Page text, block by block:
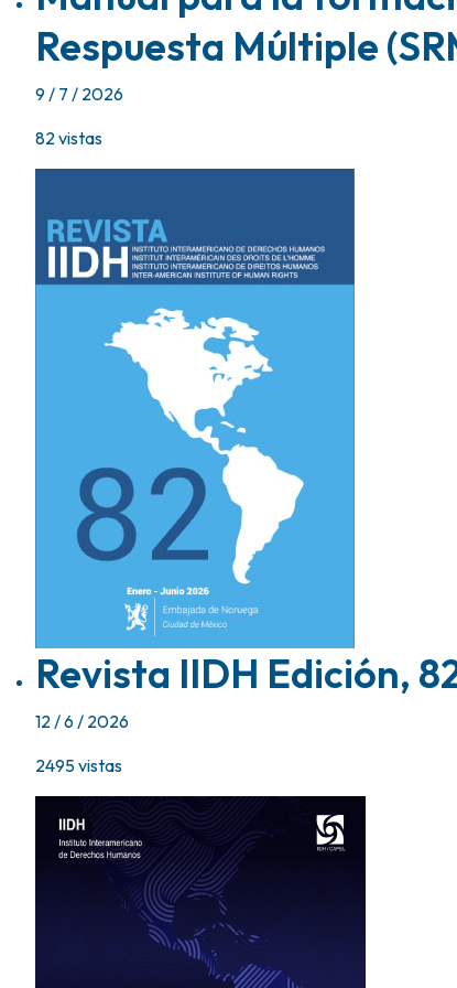
Respuesta Múltiple
9 / 7 / 2026
82vistas
Revista IIDH Edición,
12 / 6 / 2026
2495vistas